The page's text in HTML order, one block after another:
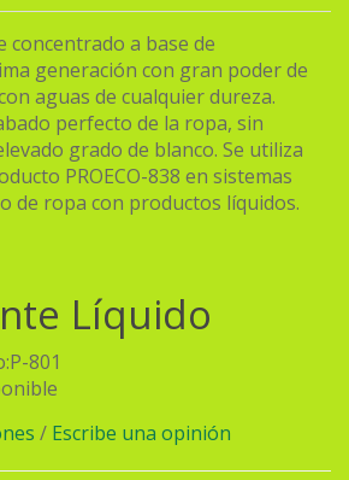
concentrado a base de
generación con gran poder de
aguas de cualquier dureza.
perfecto de la ropa, sin
grado de blanco. Se utiliza
PROECO-838 en sistemas
de ropa con productos líquidos.
Líquido
801
/ Escribe una opinión